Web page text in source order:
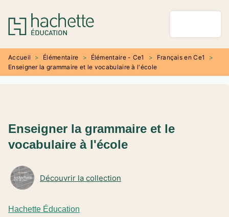
MENU RECHERCHE
PIED DE PAGE
Accueil > Élémentaire > Élémentaire - Ce1 > Français en Ce1
>
Enseigner la grammaire et le vocabulaire à l'école
Hachette Éducation
Découvrir la collection
Enseigner la grammaire et le
vocabulaire à l'école